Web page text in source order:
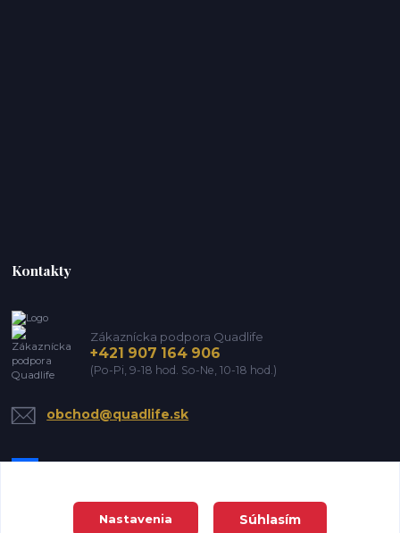
Kontakty
Zákaznícka podpora Quadlife
+421 907 164 906
(Po-Pi, 9-18 hod. So-Ne, 10-18 hod.)
obchod@quadlife.sk
Nastavenia Súhlasím